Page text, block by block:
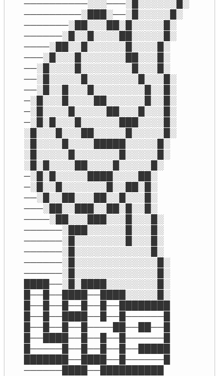
──────────░░░───░█░░░░░░█░
─────────░███░──░█░░░░░█░
───────░██░░░██░█░░░░░█░
──────░█░░█░░░░██░░░░░█░
────░██░░█░░░░░░█░░░░█░
───░█░░░█░░░░░░░██░░░█░
──░█░░░░█░░░░░░░░█░░░█░
──░█░░░░░█░░░░░░░░█░░░█░
──░█░░█░░░█░░░░░░░░█░░█░
─░█░░░█░░░░██░░░░░░█░░█░
─░█░░░░█░░░░░██░░░█░░░█░
─░█░█░░░█░░░░░░███░░░░█░
░█░░░█░░░██░░░░░█░░░░░█░
░█░░░░█░░░░█████░░░░░█░
░█░░░░░█░░░░░░░█░░░░░█░
░█░█░░░░██░░░░█░░░░░█░
─░█░█░░░░░████░░░░██░
─░█░░█░░░░░░░█░░██░█░
──░█░░██░░░██░░█░░░█░
───░██░░███░░██░█░░█░
────░██░░░███░░░█░░░█░
──────░███░░░░░░█░░░█░
──────░█░░░░░░░░█░░░█░
──────░█░░░░░░░░░░░░█░
──────░█░░░░░░░░░░░░░█░
──────░█░░░░░░░░░░░░░█░
████──░█░████░░░░░░░░█░
█──█──████──████░░░░░█░
█──█──█──█──█──████████
█──█──████──█──█──────█
█──█──█──█────██──██──█
█──████──█──█──█──────█
█─────█──█──█──█──█████
███████──████──█──────█
──────████──██████████